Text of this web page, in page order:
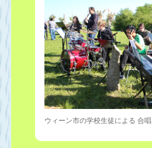
ウィーン市の学校生徒による 合唱